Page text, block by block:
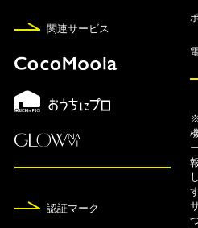
FX自動売買おすすめランキ
FX口座9社のスワップポイ
【2026年8月】FXのキャン
関連サービス
認証マーク